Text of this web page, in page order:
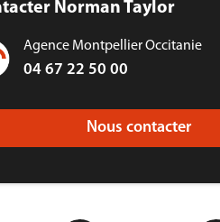
Norman Taylor
Agence Montpellier Occitanie
04 67 22 50 00
Nous contacter